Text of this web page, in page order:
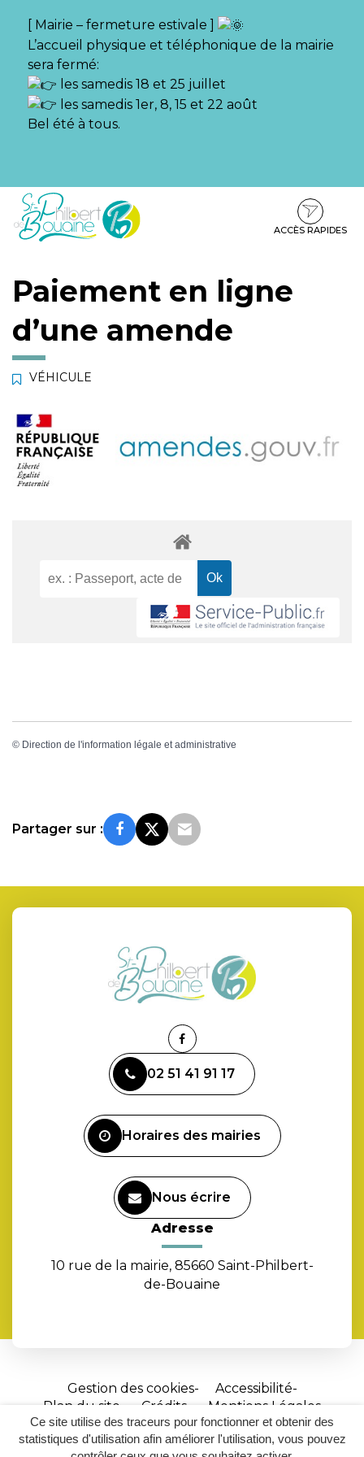
Ce site utilise des traceurs pour fonctionner et obtenir des
statistiques d'utilisation afin améliorer l'utilisation, vous pouvez
[ Mairie – fermeture estivale ]
L’accueil physique et téléphonique de la mairie
sera fermé:
les samedis 18 et 25 juillet
les samedis 1er, 8, 15 et 22 août
Bel été à tous.
Aller
Aller
contenu
Aller
pied
ACCÈS RAPIDES
Paiement en ligne
d’une amende
VÉHICULE
© Direction de l'information légale et administrative
Partager sur :
Lien
le
compte
02 51 41 91 17
Horaires des mairies
Nous écrire
Adresse
10 rue de la mairie, 85660 Saint-Philbert-
de-Bouaine
Gestion des cookies
Accessibilité
Plan du site
Crédits
Mentions Légales
Site